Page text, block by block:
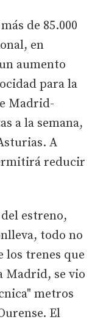
de 85.000
en
aumento
para la
Madrid-
a la semana,
A
reducir
estreno,
todo no
los trenes que
Madrid, se vio
metros
El